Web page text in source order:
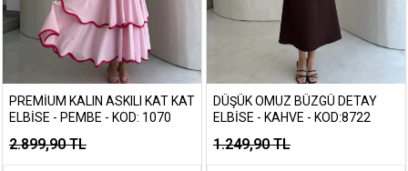
PREMIUM KALIN ASKILI KAT KAT
ELBISE - PEMBE - KOD: 1070
2.899,90 TL
DÜŞÜK OMUZ BÜZGÜ DETAY
ELBISE - KAHVE - KOD:8722
1.249,90 TL